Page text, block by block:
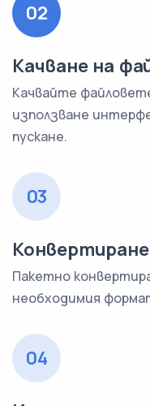
02
Качване на
Качвайте
използване
пускане.
03
Пакетно
необходимия
04